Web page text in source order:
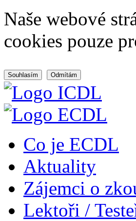
Naše webové
cookies pouze
Souhlasím Odmítám
Co je ECDL
Aktuality
Zájemci o
Lektoři /